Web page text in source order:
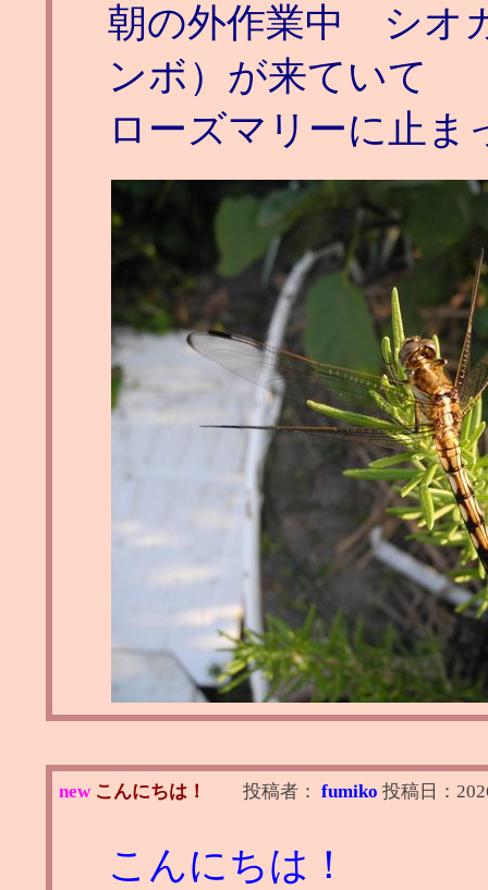
朝の外作業中 シオ
ンボ）が来ていて
ローズマリーに止ま
new こんにちは！ 投稿者： fumiko 投稿日：
こんにちは！